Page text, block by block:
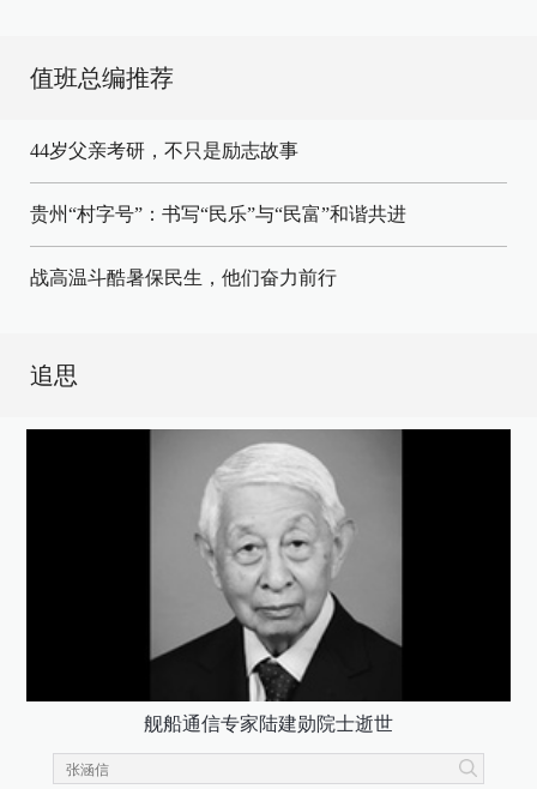
值班总编推荐
44岁父亲考研，不只是励志故事
贵州“村字号”：书写“民乐”与“民富”和谐共进
战高温斗酷暑保民生，他们奋力前行
追思
舰船通信专家陆建勋院士逝世